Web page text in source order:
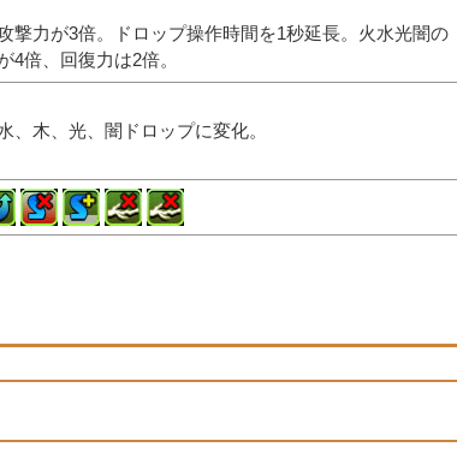
撃力が3倍。ドロップ操作時間を1秒延長。火水光闇の
4倍、回復力は2倍。
、木、光、闇ドロップに変化。